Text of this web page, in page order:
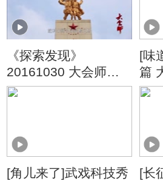
《探索发现》
20161030 大会师
（八） 将台堡会师
[味
篇
相
[角儿来了]武戏科技秀
[长